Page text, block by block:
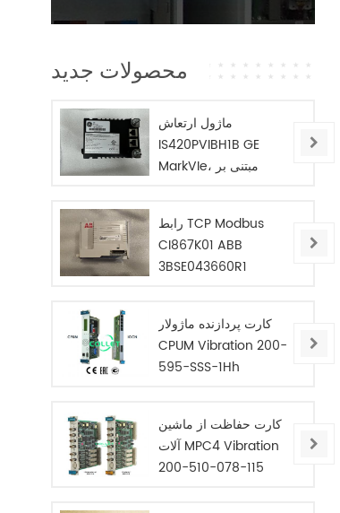
محصولات جدید
ماژول ارتعاش
IS420PVIBH1B GE
MarkVIe، مبتنی بر
رابط TCP Modbus
CI867K01 ABB
3BSE043660R1
کارت پردازنده ماژولار
CPUM Vibration 200-
595-SSS-1Hh
کارت حفاظت از ماشین
آلات MPC4 Vibration
200-510-078-115